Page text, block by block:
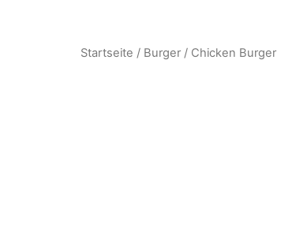
Startseite / Burger / Chicken Burger